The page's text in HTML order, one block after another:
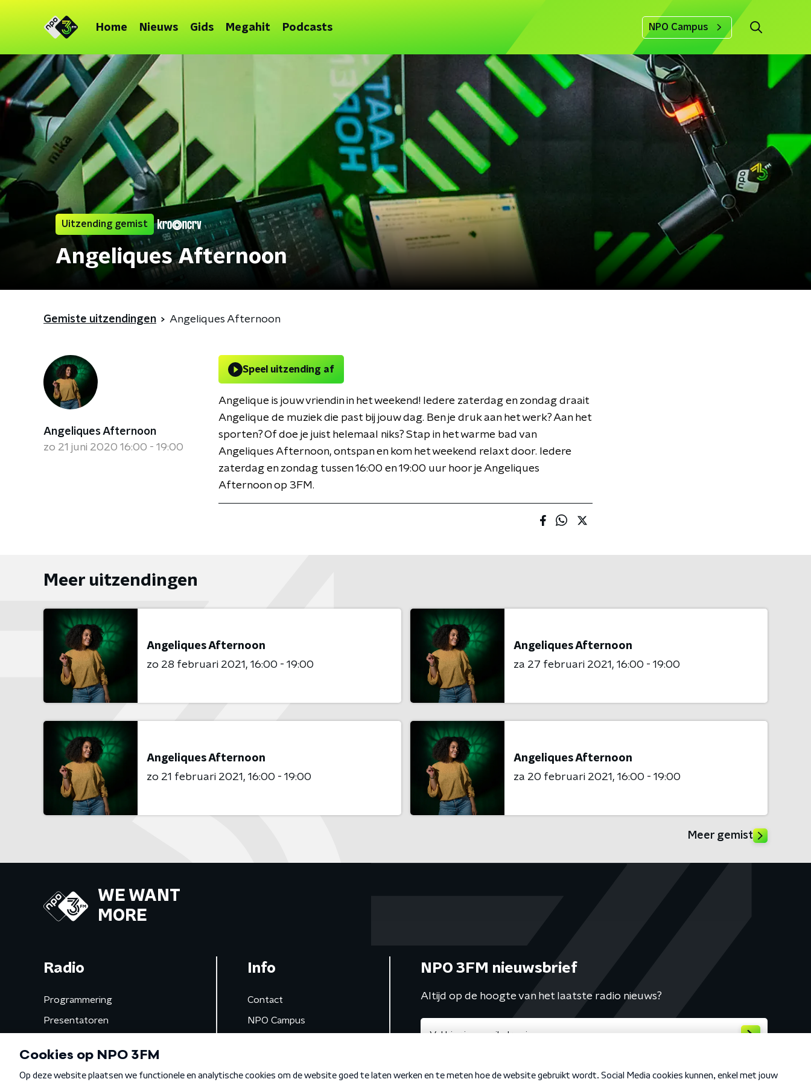
Home Nieuws Gids Megahit Podcasts NPO Campus
Uitzending gemist
Angeliques Afternoon
Gemiste uitzendingen Angeliques Afternoon
Angeliques Afternoon
zo 21 juni 2020 16:00 - 19:00
Speel uitzending af
Angelique is jouw vriendin in het weekend! Iedere zaterdag en zondag draait
Angelique de muziek die past bij jouw dag. Ben je druk aan het werk? Aan het
sporten? Of doe je juist helemaal niks? Stap in het warme bad van
Angeliques Afternoon, ontspan en kom het weekend relaxt door. Iedere
zaterdag en zondag tussen 16:00 en 19:00 uur hoor je Angeliques
Afternoon op 3FM.
Meer uitzendingen
Angeliques Afternoon
zo 28 februari 2021
16:00 - 19:00
Angeliques Afternoon
za 27 februari 2021
16:00 - 19:00
Angeliques Afternoon
zo 21 februari 2021
16:00 - 19:00
Angeliques Afternoon
za 20 februari 2021
16:00 - 19:00
Meer gemist
WE WANT
MORE
Radio
Programmering
Presentatoren
Gemist
Info
Contact
NPO Campus
NPO 3FM nieuwsbrief
Altijd op de hoogte van het laatste radio nieuws?